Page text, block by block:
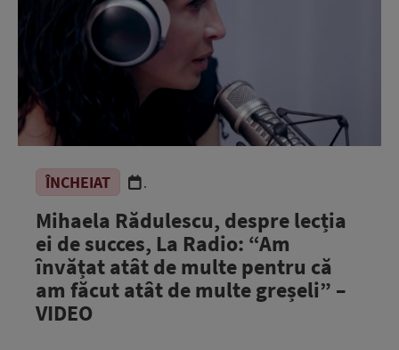
ÎNCHEIAT .
Mihaela Rădulescu, despre lecția
ei de succes, La Radio: “Am
învățat atât de multe pentru că
am făcut atât de multe greșeli” –
VIDEO